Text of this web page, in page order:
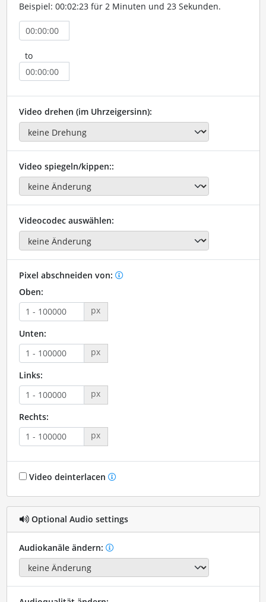
Beispiel: 00:02:23 für 2 Minuten und 23 Sekunden.
to
Video drehen (im Uhrzeigersinn):
Video spiegeln/kippen::
Videocodec auswählen:
Pixel abschneiden von:
Oben:
px
Unten:
px
Links:
px
Rechts:
px
Video deinterlacen
Optional Audio settings
Audiokanäle ändern: